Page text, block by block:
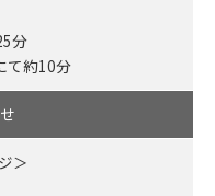
分
て約10分
＞